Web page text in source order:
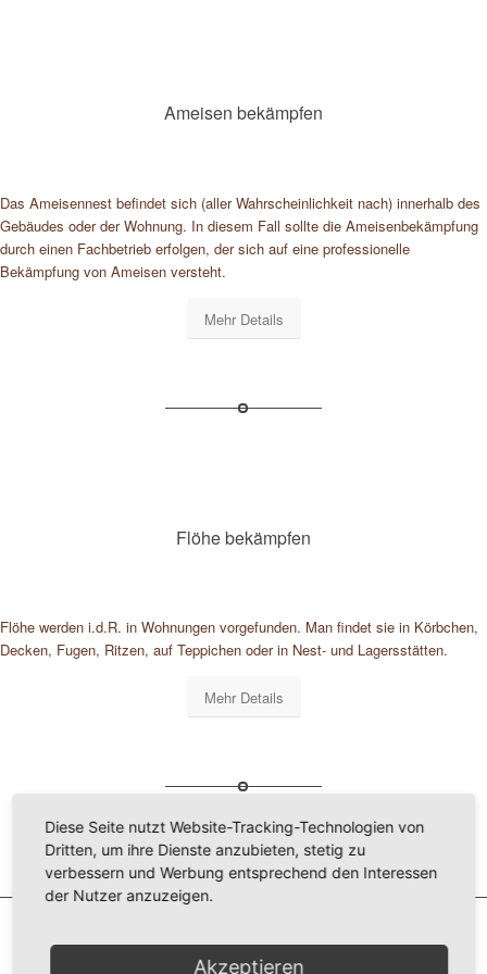
Ameisen bekämpfen
Das Ameisennest befindet sich (aller Wahrscheinlichkeit nach) innerhalb des
Gebäudes oder der Wohnung. In diesem Fall sollte die Ameisenbekämpfung
durch einen Fachbetrieb erfolgen, der sich auf eine professionelle
Bekämpfung von Ameisen versteht.
Mehr Details
Flöhe bekämpfen
Flöhe werden i.d.R. in Wohnungen vorgefunden. Man findet sie in Körbchen,
Decken, Fugen, Ritzen, auf Teppichen oder in Nest- und Lagersstätten.
Mehr Details
Diese Seite nutzt Website-Tracking-Technologien von
Dritten, um ihre Dienste anzubieten, stetig zu
verbessern und Werbung entsprechend den Interessen
der Nutzer anzuzeigen.
Akzeptieren